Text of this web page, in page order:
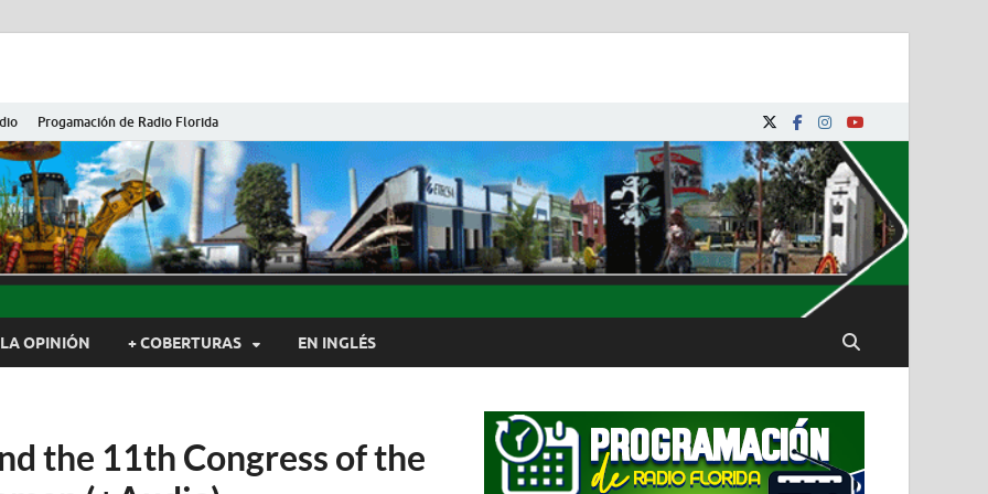
Progamación de Radio Florida
de Cuba
Camagüey, Cuba
LA OPINIÓN + COBERTURAS EN INGLÉS
the 11th Congress of the